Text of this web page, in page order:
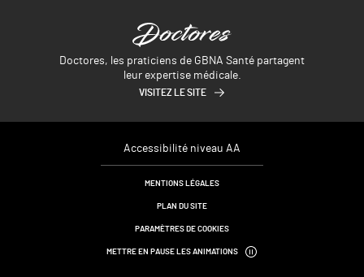
Doctores, les praticiens de GBNA Santé partagent
leur expertise médicale.
VISITEZ LE SITE
Accessibilité niveau AA
MENTIONS LÉGALES
PLAN DU SITE
PARAMÈTRES DE COOKIES
METTRE EN PAUSE LES ANIMATIONS